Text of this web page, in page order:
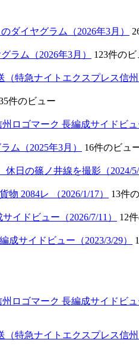
ダイヤグラム（2026年3月）
ラム（2026年3月） 123件のビ
特急ナイトエクスプレス信州
件のビュー
ロゴマーク 長編成サイドビュ
ム（2025年3月） 16件のビュ
日の篠ノ井線を撮影（2024/5/
物 2084レ （2026/1/17） 13件
イドビュー（2026/7/11） 12
成サイドビュー（2023/3/29）
ロゴマーク 長編成サイドビュ
特急ナイトエクスプレス信州